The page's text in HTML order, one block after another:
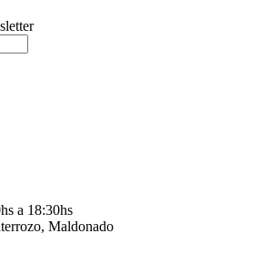
a 18:30hs
Maldonado